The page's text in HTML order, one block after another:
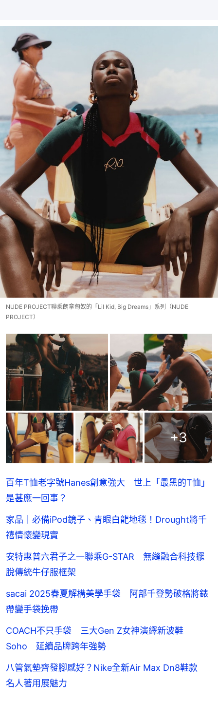
NUDE PROJECT聯乘朗拿甸奴的「Lil Kid, Big Dreams」系列（NUDE
PROJECT）
+3
百年T恤老字號Hanes創意強大 世上「最黑的T恤」
是甚應一回事？
家品｜必備iPod鏡子、青眼白龍地毯！Drought將千
禧情懷變現實
安特惠普六君子之一聯乘G-STAR 無縫融合科技擺
脫傳統牛仔服框架
sacai 2025春夏解構美學手袋 阿部千登勢破格將錶
帶變手袋挽帶
COACH不只手袋 三大Gen Z女神演繹新波鞋
Soho 延續品牌跨年強勢
八管氣墊齊發腳感好？Nike全新Air Max Dn8鞋款
名人著用展魅力